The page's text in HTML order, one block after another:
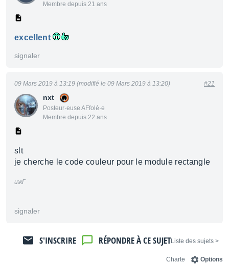
Membre depuis 21 ans
excellent
signaler
nxt
Posteur·euse AFfolé·e
Membre depuis 22 ans
09 Mars 2019 à 13:19 (modifié le 09 Mars 2019 à 13:20) #21
slt
je cherche le code couleur pour le module rectangle
ижГ
signaler
< Liste des sujets
RÉPONDRE À CE SUJET
S'INSCRIRE
Options
Charte